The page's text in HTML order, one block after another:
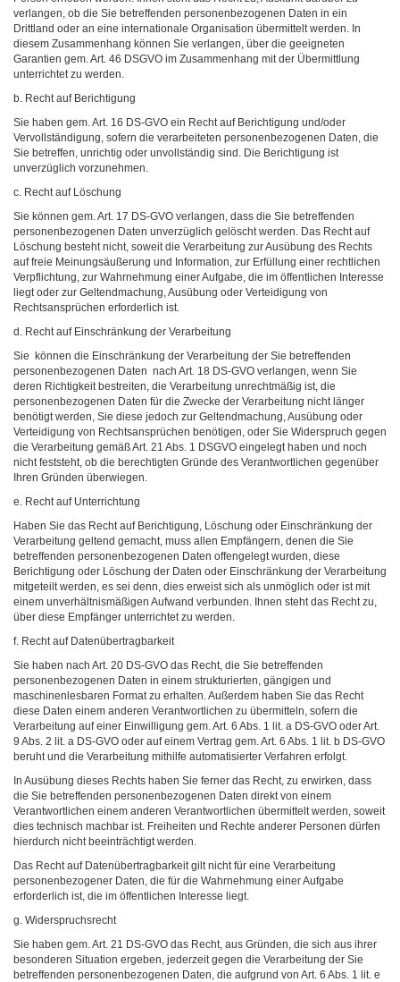
verlangen, ob die Sie betreffenden personenbezogenen Daten in ein
Drittland oder an eine internationale Organisation übermittelt werden. In
diesem Zusammenhang können Sie verlangen, über die geeigneten
Garantien gem. Art. 46 DSGVO im Zusammenhang mit der Übermittlung
unterrichtet zu werden.
b. Recht auf Berichtigung
Sie haben gem. Art. 16 DS-GVO ein Recht auf Berichtigung und/oder
Vervollständigung, sofern die verarbeiteten personenbezogenen Daten, die
Sie betreffen, unrichtig oder unvollständig sind. Die Berichtigung ist
unverzüglich vorzunehmen.
c. Recht auf Löschung
Sie können gem. Art. 17 DS-GVO verlangen, dass die Sie betreffenden
personenbezogenen Daten unverzüglich gelöscht werden. Das Recht auf
Löschung besteht nicht, soweit die Verarbeitung zur Ausübung des Rechts
auf freie Meinungsäußerung und Information, zur Erfüllung einer rechtlichen
Verpflichtung, zur Wahrnehmung einer Aufgabe, die im öffentlichen Interesse
liegt oder zur Geltendmachung, Ausübung oder Verteidigung von
Rechtsansprüchen erforderlich ist.
d. Recht auf Einschränkung der Verarbeitung
Sie können die Einschränkung der Verarbeitung der Sie betreffenden
personenbezogenen Daten nach Art. 18 DS-GVO verlangen, wenn Sie
deren Richtigkeit bestreiten, die Verarbeitung unrechtmäßig ist, die
personenbezogenen Daten für die Zwecke der Verarbeitung nicht länger
benötigt werden, Sie diese jedoch zur Geltendmachung, Ausübung oder
Verteidigung von Rechtsansprüchen benötigen, oder Sie Widerspruch gegen
die Verarbeitung gemäß Art. 21 Abs. 1 DSGVO eingelegt haben und noch
nicht feststeht, ob die berechtigten Gründe des Verantwortlichen gegenüber
Ihren Gründen überwiegen.
e. Recht auf Unterrichtung
Haben Sie das Recht auf Berichtigung, Löschung oder Einschränkung der
Verarbeitung geltend gemacht, muss allen Empfängern, denen die Sie
betreffenden personenbezogenen Daten offengelegt wurden, diese
Berichtigung oder Löschung der Daten oder Einschränkung der Verarbeitung
mitgeteilt werden, es sei denn, dies erweist sich als unmöglich oder ist mit
einem unverhältnismäßigen Aufwand verbunden. Ihnen steht das Recht zu,
über diese Empfänger unterrichtet zu werden.
f. Recht auf Datenübertragbarkeit
Sie haben nach Art. 20 DS-GVO das Recht, die Sie betreffenden
personenbezogenen Daten in einem strukturierten, gängigen und
maschinenlesbaren Format zu erhalten. Außerdem haben Sie das Recht
diese Daten einem anderen Verantwortlichen zu übermitteln, sofern die
Verarbeitung auf einer Einwilligung gem. Art. 6 Abs. 1 lit. a DS-GVO oder Art.
9 Abs. 2 lit. a DS-GVO oder auf einem Vertrag gem. Art. 6 Abs. 1 lit. b DS-GVO
beruht und die Verarbeitung mithilfe automatisierter Verfahren erfolgt.
In Ausübung dieses Rechts haben Sie ferner das Recht, zu erwirken, dass
die Sie betreffenden personenbezogenen Daten direkt von einem
Verantwortlichen einem anderen Verantwortlichen übermittelt werden, soweit
dies technisch machbar ist. Freiheiten und Rechte anderer Personen dürfen
hierdurch nicht beeinträchtigt werden.
Das Recht auf Datenübertragbarkeit gilt nicht für eine Verarbeitung
personenbezogener Daten, die für die Wahrnehmung einer Aufgabe
erforderlich ist, die im öffentlichen Interesse liegt.
g. Widerspruchsrecht
Sie haben gem. Art. 21 DS-GVO das Recht, aus Gründen, die sich aus ihrer
besonderen Situation ergeben, jederzeit gegen die Verarbeitung der Sie
betreffenden personenbezogenen Daten, die aufgrund von Art. 6 Abs. 1 lit. e